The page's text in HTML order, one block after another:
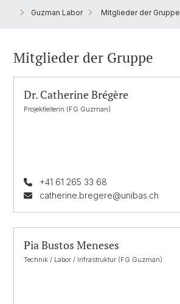
Guzman Labor
Mitglieder der Gruppe
Mitglieder der Gruppe
Dr. Catherine Brégère
Projektleiterin (FG Guzman)
+41 61 265 33 68
catherine.bregere@unibas.ch
Pia Bustos Meneses
Technik / Labor / Infrastruktur (FG Guzman)